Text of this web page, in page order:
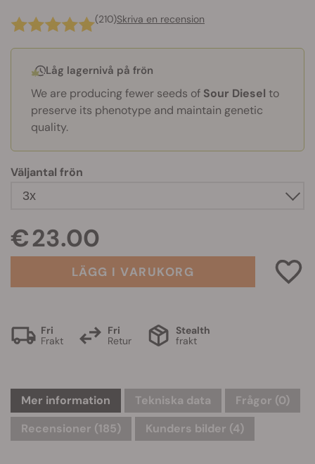
(210)Skriva en recension
Låg lagernivå på frön
We are producing fewer seeds of Sour Diesel to
preserve its phenotype and maintain genetic
quality.
Väljantal frön
€ 23.00
LÄGG I VARUKORG
Fri
Frakt
Fri
Retur
Stealth
frakt
Mer information Tekniska data Frågor (0)
Recensioner (185)
Kunders bilder (4)